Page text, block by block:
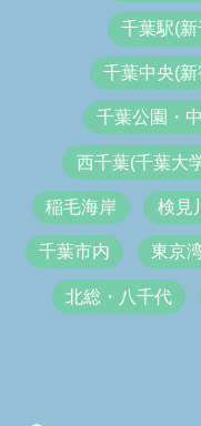
千葉駅(
千葉中央(
千葉公園・
西千葉(千葉大
稲毛海岸 検見
千葉市内 東京
北総・八千代